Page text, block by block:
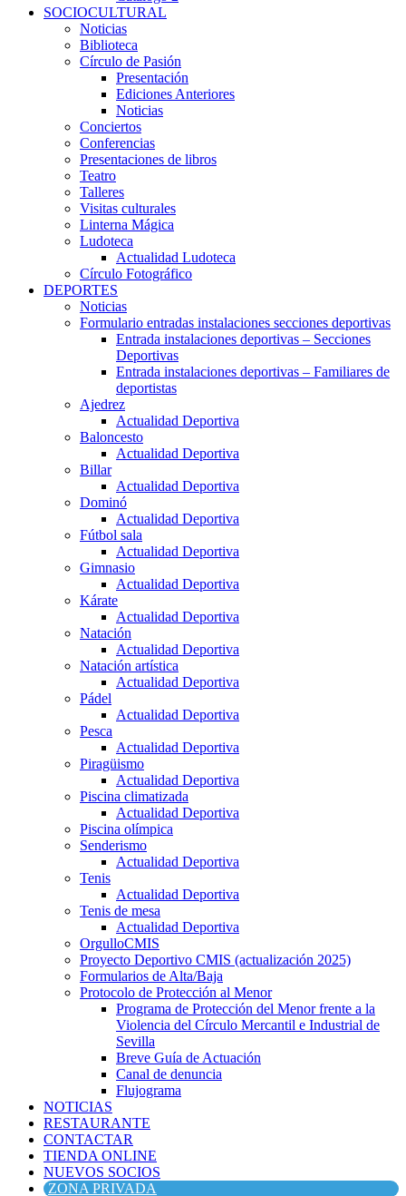
SOCIOCULTURAL
Noticias
Biblioteca
Círculo de Pasión
Presentación
Ediciones Anteriores
Noticias
Conciertos
Conferencias
Presentaciones de libros
Teatro
Talleres
Visitas culturales
Linterna Mágica
Ludoteca
Actualidad Ludoteca
Círculo Fotográfico
DEPORTES
Noticias
Formulario entradas instalaciones secciones deportivas
Entrada instalaciones deportivas – Secciones
Deportivas
Entrada instalaciones deportivas – Familiares de
deportistas
Ajedrez
Actualidad Deportiva
Baloncesto
Actualidad Deportiva
Billar
Actualidad Deportiva
Dominó
Actualidad Deportiva
Fútbol sala
Actualidad Deportiva
Gimnasio
Actualidad Deportiva
Kárate
Actualidad Deportiva
Natación
Actualidad Deportiva
Natación artística
Actualidad Deportiva
Pádel
Actualidad Deportiva
Pesca
Actualidad Deportiva
Piragüismo
Actualidad Deportiva
Piscina climatizada
Actualidad Deportiva
Piscina olímpica
Senderismo
Actualidad Deportiva
Tenis
Actualidad Deportiva
Tenis de mesa
Actualidad Deportiva
OrgulloCMIS
Proyecto Deportivo CMIS (actualización 2025)
Formularios de Alta/Baja
Protocolo de Protección al Menor
Programa de Protección del Menor frente a la
Violencia del Círculo Mercantil e Industrial de
Sevilla
Breve Guía de Actuación
Canal de denuncia
Flujograma
NOTICIAS
RESTAURANTE
CONTACTAR
TIENDA ONLINE
NUEVOS SOCIOS
ZONA PRIVADA